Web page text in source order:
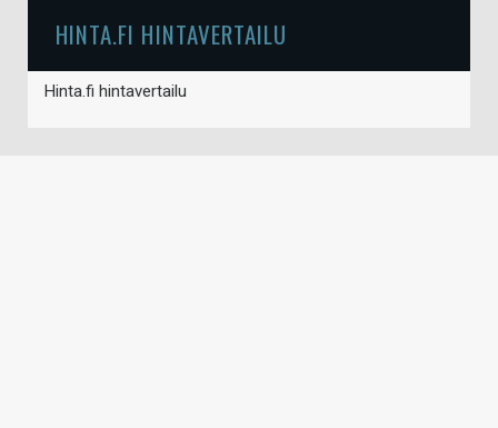
HINTA.FI HINTAVERTAILU
Hinta.fi hintavertailu